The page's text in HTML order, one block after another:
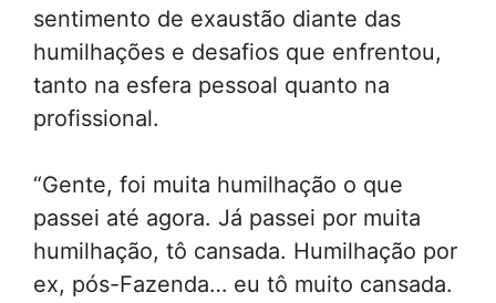
sentimento de exaustão diante das
humilhações e desafios que enfrentou,
tanto na esfera pessoal quanto na
profissional.
“Gente, foi muita humilhação o que
passei até agora. Já passei por muita
humilhação, tô cansada. Humilhação por
ex, pós-Fazenda… eu tô muito cansada.